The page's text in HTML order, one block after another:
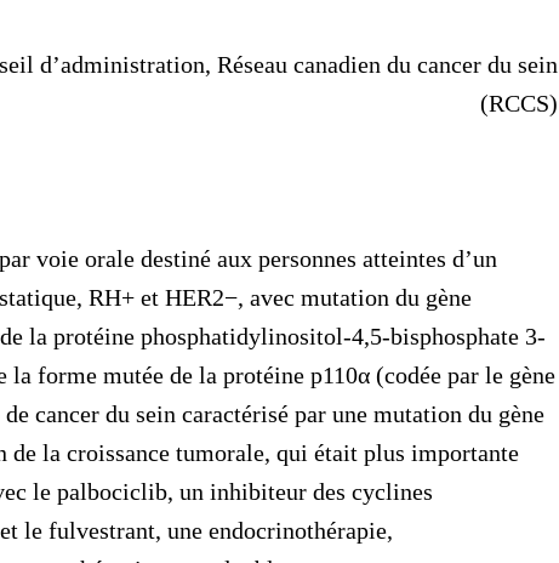
d’administration, Réseau canadien du cancer du sein
(RCCS)
voie orale destiné aux personnes atteintes d’un
RH+ et HER2−, avec mutation du gène
la protéine phosphatidylinositol-4,5-bisphosphate 3-
forme mutée de la protéine p110α (codée par le gène
cancer du sein caractérisé par une mutation du gène
la croissance tumorale, qui était plus importante
le palbociclib, un inhibiteur des cyclines
le fulvestrant, une endocrinothérapie,